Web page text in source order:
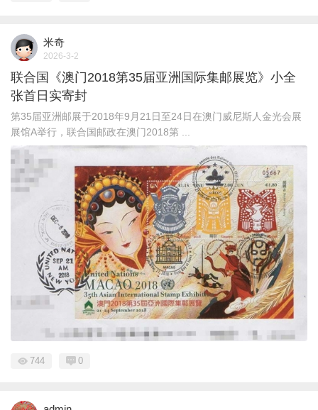
米奇
2026-3-2
联合国《澳门2018第35届亚洲国际集邮展览》小全
张首日实寄封
第35届亚洲邮展于2018年9月21日至24日在澳门威尼斯人金光会展
展馆A举行，联合国邮政在澳门2018第 ...
744 0